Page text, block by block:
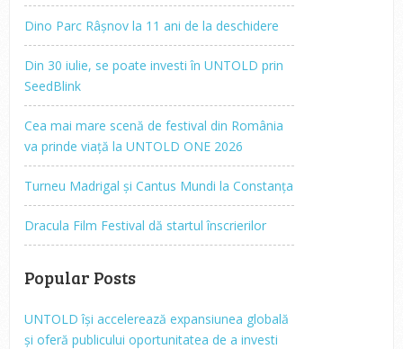
Dino Parc Râșnov la 11 ani de la deschidere
Din 30 iulie, se poate investi în UNTOLD prin
SeedBlink
Cea mai mare scenă de festival din România
va prinde viață la UNTOLD ONE 2026
Turneu Madrigal și Cantus Mundi la Constanța
Dracula Film Festival dă startul înscrierilor
Popular Posts
UNTOLD își accelerează expansiunea globală
și oferă publicului oportunitatea de a investi